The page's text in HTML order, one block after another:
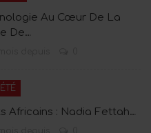
Au Cœur De La
De…
Africains : Nadia Fettah…